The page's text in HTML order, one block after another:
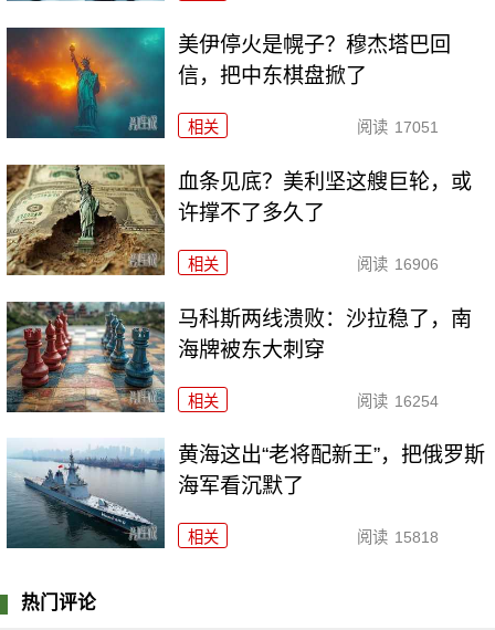
美伊停火是幌子？穆杰塔巴回
信，把中东棋盘掀了
相关 阅读 17051
血条见底？美利坚这艘巨轮，或
许撑不了多久了
相关 阅读 16906
马科斯两线溃败：沙拉稳了，南
海牌被东大刺穿
相关 阅读 16254
黄海这出“老将配新王”，把俄罗斯
海军看沉默了
相关 阅读 15818
热门评论